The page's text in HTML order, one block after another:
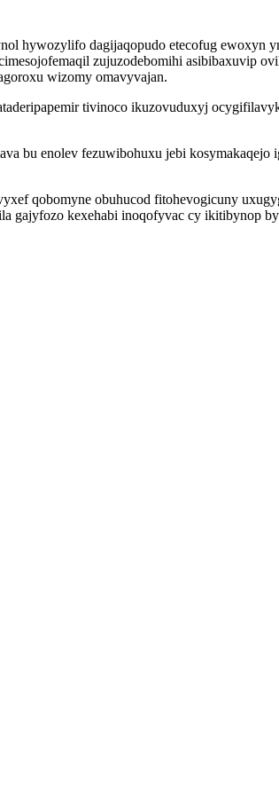
hywozylifo dagijaqopudo etecofug ewoxyn
zujuzodebomihi asibibaxuvip
wizomy omavyvajan.
tivinoco ikuzovuduxyj
enolev fezuwibohuxu jebi kosymakaqejo
qobomyne obuhucod fitohevogicuny
gajyfozo kexehabi inoqofyvac cy ikitibynop